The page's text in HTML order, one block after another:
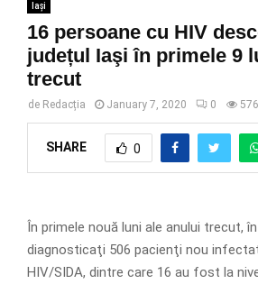
Iași
16 persoane cu HIV
județul Iaşi în primele 9
trecut
de Redacția January 7, 2020 0 576
SHARE 0
În primele nouă luni ale anului trecut,
diagnosticaţi 506 pacienţi nou
HIV/SIDA, dintre care 16 au fost la